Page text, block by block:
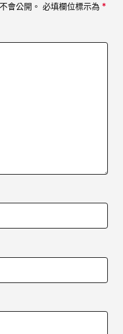
會公開。 必填欄位標示為 *